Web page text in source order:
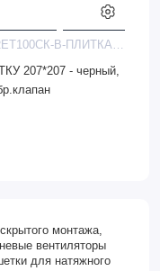
В-ПЛИТКАчерн
207*207 - черный,
монтажа,
вентиляторы
для натяжного